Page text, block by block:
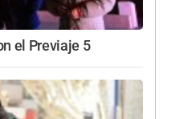
el Previaje 5